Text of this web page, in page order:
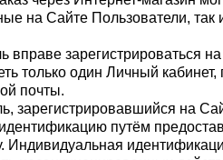
на Сайте Пользователи, так
вправе зарегистрироваться
только один Личный
почты.
зарегистрировавшийся на
путём
Индивидуальная